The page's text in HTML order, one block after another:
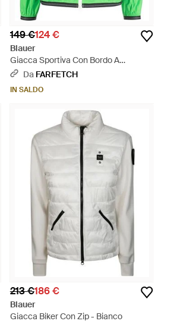
149 €124 €
Blauer
Giacca Sportiva Con Bordo A
Contrasto - Verde
Da FARFETCH
IN SALDO
213 €186 €
Blauer
Giacca Biker Con Zip - Bianco